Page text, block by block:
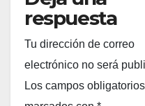
respuesta
Tu dirección de correo
electrónico no será
Los campos